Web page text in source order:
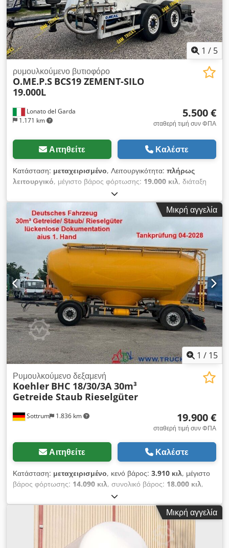
1 / 5
Lonato del Garda
1.171 km
ρυμουλκούμενο βυτιοφόρο
O.ME.P.S BCS19 ZEMENT-SILO
19.000L
5.500 €
σταθερή τιμή συν ΦΠΑ
Αιτηθείτε Καλέστε
Κατάσταση: μεταχειρισμένο, Λειτουργικότητα: πλήρως
λειτουργικό, μέγιστο βάρος φόρτωσης: 19.000 κιλ, διάταξη
, πρώτη ταξινόμηση:
αέρας, χρώμα:λευκό, Έτος κατασκευής:2004, λειτουργικό
βάρος:16.040 κιλ, Εξοπλισμός:
, Τρέιλερ τύπου Tandem
O.ME.P.S BCS19 Σιλοφόρος τσιμέντου 19.000 λίτρα, 1
διαμέρισμα 2 άξονες Αερόσουστη ανάρτηση Μικτό βάρος
19.000 kg - Ωφέλιμο φορτίο 16.040 kg Συνολικό μήκος
ρυμουλκούμενου με ζεύξη 7,39 m (ζεύξη 1,70 m) Crjdpfx
Abeu Ditasfjf Ελαστικά 50% (385/65 R22.5) Πλάτος 2,55 m
ABS Όλες οι πληροφορίες χωρίς εγγύηση/υπόκεινται σε
αλλαγές ή σφάλματα
Μικρή αγγελία
1 / 15
Sottrum 1.836 km
Ρυμουλκούμενο δεξαμενή
Koehler BHC 18/30/3A 30m³
Getreide Staub Rieselgüter
19.900 €
σταθερή τιμή συν ΦΠΑ
Αιτηθείτε Καλέστε
Κατάσταση: μεταχειρισμένο, κενό βάρος: 3.910 κιλ, μέγιστο
βάρος φόρτωσης: 14.090 κιλ, συνολικό βάρος: 18.000 κιλ,
, πρώτη ταξινόμηση:
χώρου φόρτωσης:30 m³, τύπος μετάδοσης:άλλο, καμπίνα
, * Γερμανικό όχημα * 1ος
ιδιοκτήτης * Πλήρης τεκμηρίωση με όλα τα πιστοποιητικά
ελέγχου διαθέσιμα * 30m³, 3 θαλάμοι * Κατάλληλο για όλα τα
Μικρή αγγελία